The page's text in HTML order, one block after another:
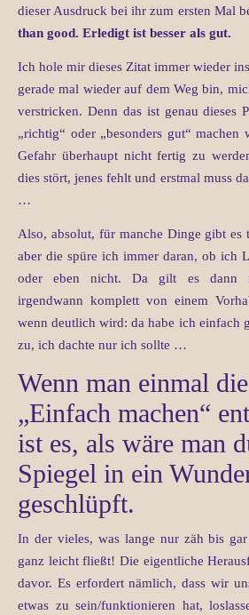
dieser Ausdruck bei ihr zum ersten Mal
than good. Erledigt ist besser als gut.
Ich hole mir dieses Zitat immer wieder
gerade mal wieder auf dem Weg bin,
verstricken. Denn das ist genau dieses
„richtig“ oder „besonders gut“
Gefahr überhaupt nicht fertig zu
dies stört, jenes fehlt und erstmal muss
…
Also, absolut, für manche Dinge gibt es
aber die spüre ich immer daran, ob ich
oder eben nicht. Da gilt es dann
irgendwann komplett von einem
wenn deutlich wird: da habe ich einfach
zu, ich dachte nur ich sollte …
Wenn man einmal
„Einfach machen“
ist es, als wäre man
Spiegel in ein
geschlüpft.
In der vieles, was lange nur zäh bis
ganz leicht fließt! Die eigentliche
davor. Es erfordert nämlich, dass wir
etwas zu sein/funktionieren hat,